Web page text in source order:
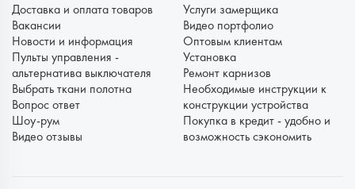
Доставка и оплата товаров
Вакансии
Новости и информация
Пульты управления -
альтернатива выключателя
Выбрать ткани полотна
Вопрос ответ
Шоу-рум
Видео отзывы
Услуги замерщика
Видео портфолио
Оптовым клиентам
Установка
Ремонт карнизов
Необходимые инструкции к
конструкции устройства
Покупка в кредит - удобно и
возможность сэкономить